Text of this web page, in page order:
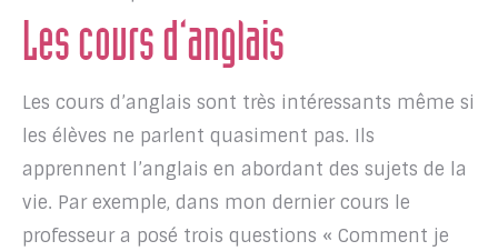
Les cours d’anglais
Les cours d’anglais sont très intéressants même si
les élèves ne parlent quasiment pas. Ils
apprennent l’anglais en abordant des sujets de la
vie. Par exemple, dans mon dernier cours le
professeur a posé trois questions « Comment je